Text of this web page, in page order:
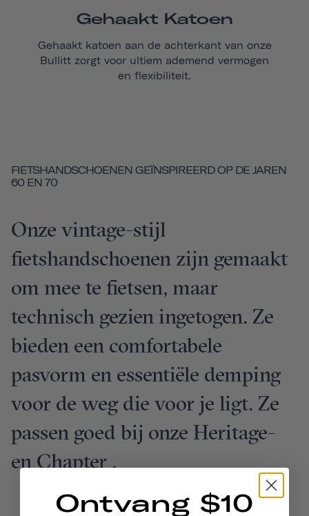
Gehaakt Katoen
Gehaakt katoen aan de achterkant van onze
Bullitt zorgt voor ultiem ademend vermogen
en flexibiliteit.
FIETSHANDSCHOENEN GEÏNSPIREERD OP DE JAREN
60 EN 70
Onze vintage-stijl
fietshandschoenen zijn gemaakt
om mee te fietsen, maar
technisch gezien ingetogen. Ze
bieden een comfortabele
pasvorm en essentiële demping
voor de weg die voor je ligt. Ze
passen goed bij onze Heritage-
en Chapter .
Ontvang $10